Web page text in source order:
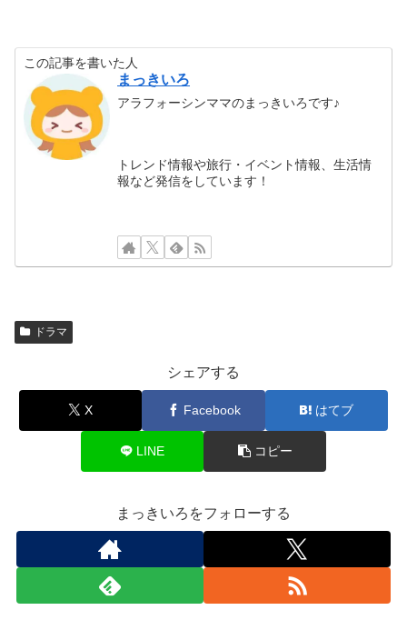
この記事を書いた人
まっきいろ
アラフォーシンママのまっきいろです♪
トレンド情報や旅行・イベント情報、生活情
報など発信をしています！
ドラマ
シェアする
X Facebook はてブ
LINE コピー
まっきいろをフォローする